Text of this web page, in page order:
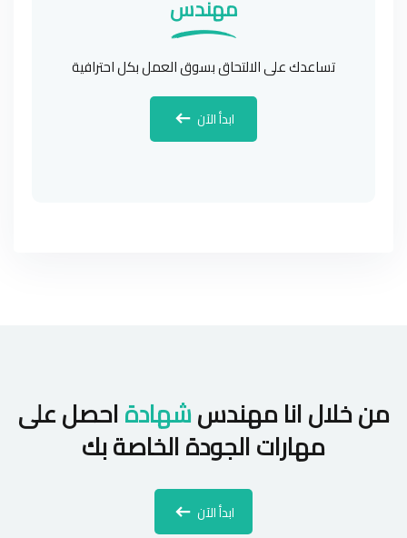
مهندس
تساعدك على الالتحاق بسوق العمل بكل احترافية
ابدأ الآن
من خلال انا مهندسشهادةاحصل على
مهارات الجودة الخاصة بك
ابدأ الآن